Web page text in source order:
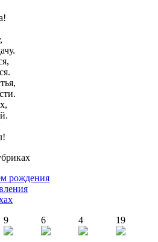
рождения
9 6 4 19